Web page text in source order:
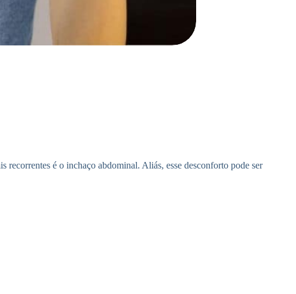
recorrentes é o inchaço abdominal. Aliás, esse desconforto pode ser